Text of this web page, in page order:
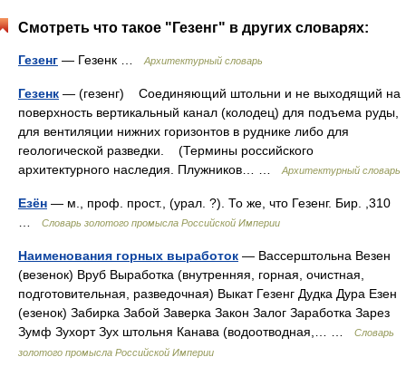
Смотреть что такое "Гезенг" в других словарях:
Гезенг — Гезенк … Архитектурный словарь
Гезенк — (гезенг) Соединяющий штольни и не выходящий на
поверхность вертикальный канал (колодец) для подъема руды,
для вентиляции нижних горизонтов в руднике либо для
геологической разведки. (Термины российского
архитектурного наследия. Плужников… …
Архитектурный словарь
Езён — м., проф. прост., (урал. ?). То же, что Гезенг. Бир. ,310
Словарь золотого промысла Российской Империи
Наименования горных выработок — Вассерштольна Везен
(везенок) Вруб Выработка (внутренняя, горная, очистная,
подготовительная, разведочная) Выкат Гезенг Дудка Дура Езен
(езенок) Забирка Забой Заверка Закон Залог Заработка Зарез
Зумф Зухорт Зух штольня Канава (водоотводная,… …
Словарь
золотого промысла Российской Империи